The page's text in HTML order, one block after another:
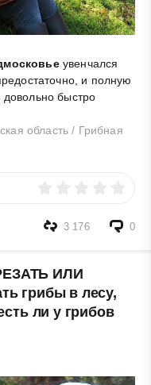
увенчался
и полную
довольно быстро
область / Грибная
0
3 176
ИЛИ
грибы в лесу,
ли у грибов